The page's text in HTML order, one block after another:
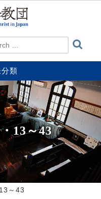
類
13～43
～43